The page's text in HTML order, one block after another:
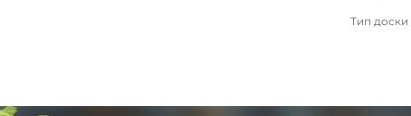
Тип доски